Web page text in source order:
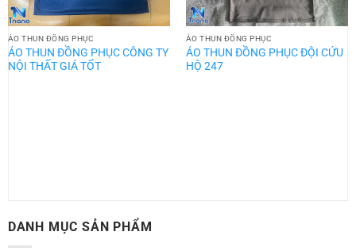
ÁO THUN ĐỒNG PHỤC
ÁO THUN ĐỒNG PHỤC CÔNG TY
NỘI THẤT GIÁ TỐT
ÁO THUN ĐỒNG PHỤC
ÁO THUN ĐỒNG PHỤC ĐỘI CỨU
HỘ 247
DANH MỤC SẢN PHẨM